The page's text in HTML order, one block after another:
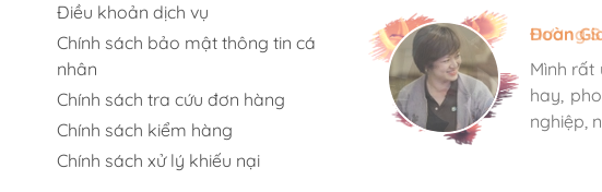
Điều khoản dịch vụ
Chính sách bảo mật thông tin cá
nhân
Chính sách tra cứu đơn hàng
Chính sách kiểm hàng
Chính sách xử lý khiếu nại
Hương
Mình rất
hay,
nghiệp,
Đoàn
Mình rất
hay,
nghiệp,
Ngọc
Mình rất
hay,
nghiệp,